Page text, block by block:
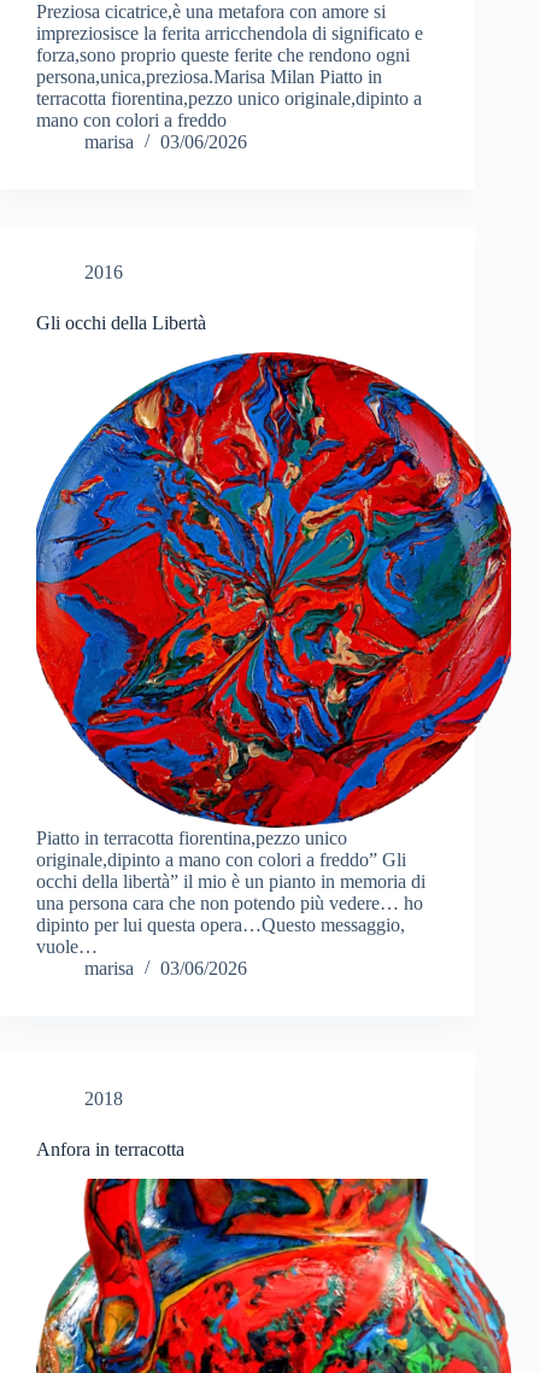
Preziosa cicatrice,è una metafora con amore si
impreziosisce la ferita arricchendola di significato e
forza,sono proprio queste ferite che rendono ogni
persona,unica,preziosa.Marisa Milan Piatto in
terracotta fiorentina,pezzo unico originale,dipinto a
mano con colori a freddo
marisa
03/06/2026
2016
Gli occhi della Libertà
Piatto in terracotta fiorentina,pezzo unico
originale,dipinto a mano con colori a freddo” Gli
occhi della libertà” il mio è un pianto in memoria di
una persona cara che non potendo più vedere… ho
dipinto per lui questa opera…Questo messaggio,
vuole…
marisa
03/06/2026
2018
Anfora in terracotta